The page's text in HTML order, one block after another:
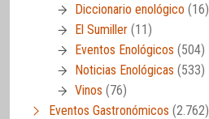
Diccionario enológico (16)
El Sumiller (11)
Eventos Enológicos (504)
Noticias Enológicas (533)
Vinos (76)
Eventos Gastronómicos (2.762)